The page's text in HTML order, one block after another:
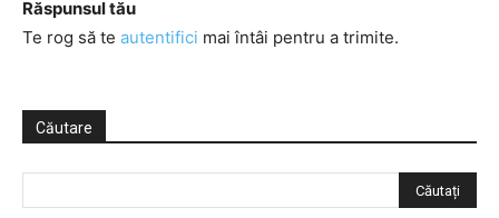
Răspunsul tău
Te rog să te autentifici mai întâi pentru a trimite.
Căutare